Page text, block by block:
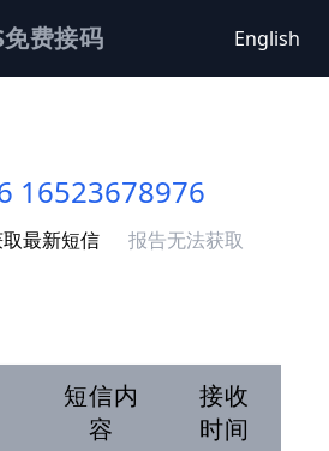
费接码 English
16523678976
最新短信 报告无法获取
短信内
容
接收
时间